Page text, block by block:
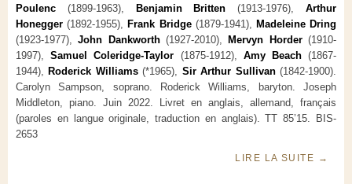
Poulenc (1899-1963), Benjamin Britten (1913-1976),Arthur
Honegger (1892-1955), Frank Bridge(1879-1941), Madeleine Dring
(1923-1977),John Dankworth(1927-2010), Mervyn Horder(1910-
1997),Samuel Coleridge-Taylor (1875-1912), Amy Beach(1867-
1944), Roderick Williams(*1965), Sir Arthur Sullivan(1842-1900).
Carolyn Sampson, soprano. Roderick Williams, baryton. Joseph
Middleton, piano. Juin 2022. Livret en anglais, allemand, français
(paroles en langue originale, traduction en anglais). TT 85’15. BIS-
2653
LIRE LA SUITE →